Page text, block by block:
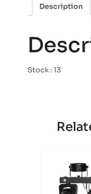
Description
Stock : 13